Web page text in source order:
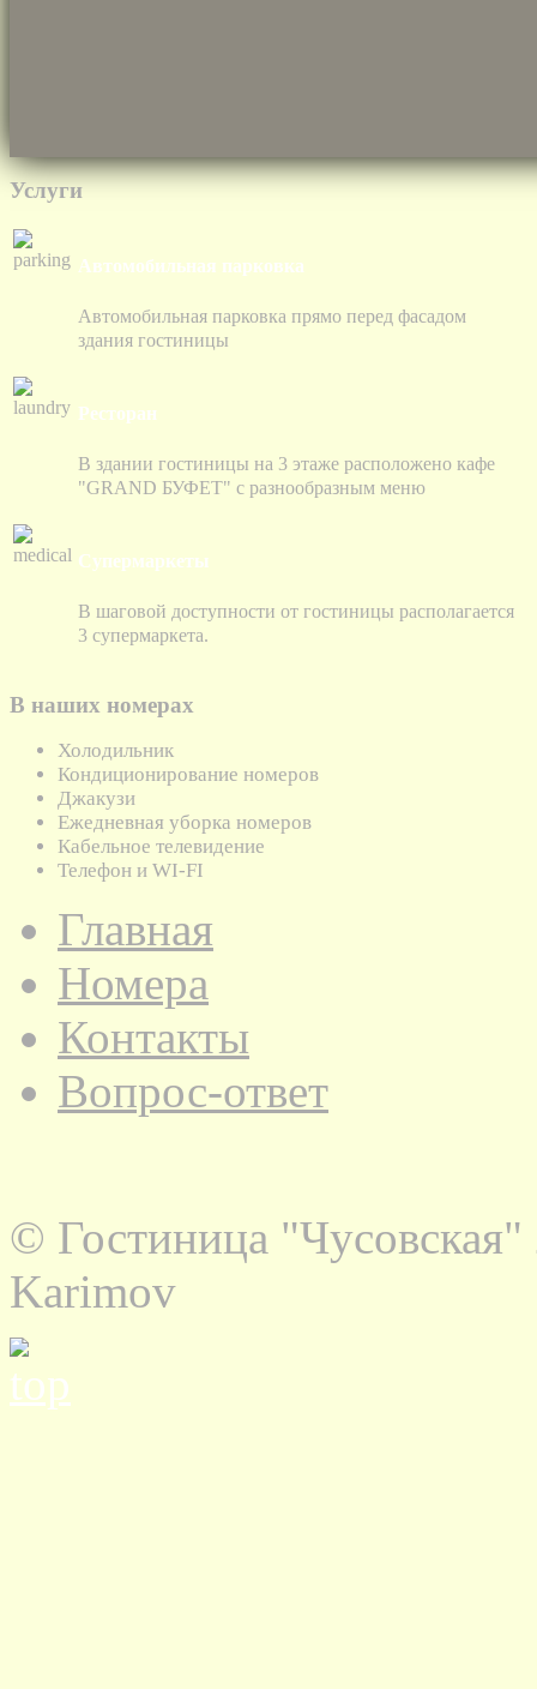
Услуги
Автомобильная парковка
Автомобильная парковка прямо перед фасадом
здания гостиницы
Ресторан
В здании гостиницы на 3 этаже расположено кафе
"GRAND БУФЕТ" с разнообразным меню
Супермаркеты
В шаговой доступности от гостиницы располагается
3 супермаркета.
В наших номерах
Холодильник
Кондиционирование номеров
Джакузи
Ежедневная уборка номеров
Кабельное телевидение
Телефон и WI-FI
Главная
Номера
Контакты
Вопрос-ответ
© Гостиница
Karimov